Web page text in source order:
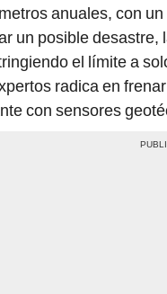
anuales, con
un posible
el límite a
radica en
con sensores